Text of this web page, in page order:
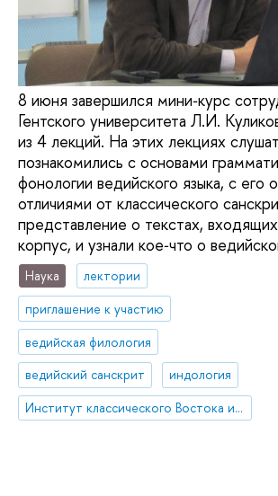
8 июня завершился мини‑курс
Гентского университета Л.И.
из 4 лекций. На этих лекциях
познакомились с основами
фонологии ведийского языка, с его
отличиями от классического
представление о текстах,
корпус, и узнали кое‑что о
Наука
лектории
приглашение к участию
ведийская филология
ведийский санскрит
индология
Институт классического Востока и античности